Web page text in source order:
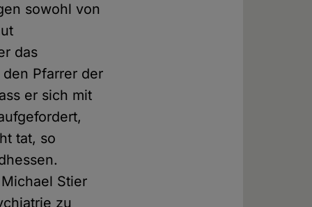
sowohl von
das
Pfarrer der
er sich mit
tat, so
Stier
zu